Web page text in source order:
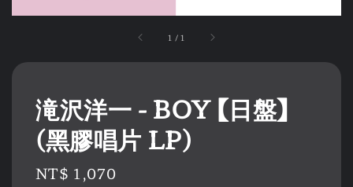
1 /1
滝沢洋一 - BOY 【日盤】
(黑膠唱片 LP)
Regular
NT$ 1,070